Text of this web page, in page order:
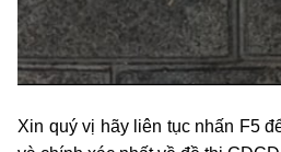
Xin quý vị hãy liên tục nhấn F5